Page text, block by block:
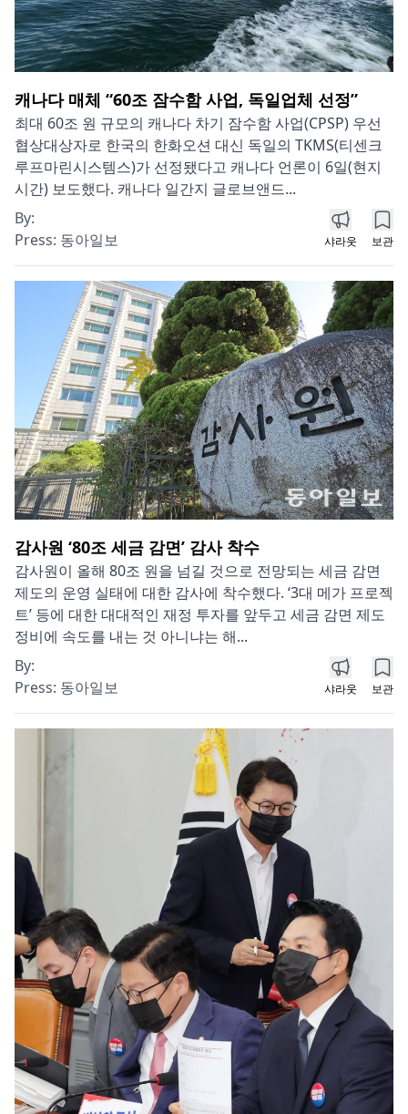
캐나다 매체 “60조 잠수함 사업, 독일업체 선정”
최대 60조 원 규모의 캐나다 차기 잠수함 사업(CPSP) 우선
협상대상자로 한국의 한화오션 대신 독일의 TKMS(티센크
루프마린시스템스)가 선정됐다고 캐나다 언론이 6일(현지
시간) 보도했다. 캐나다 일간지 글로브앤드...
By:
Press: 동아일보 샤라웃 보관
감사원 ‘80조 세금 감면’ 감사 착수
감사원이 올해 80조 원을 넘길 것으로 전망되는 세금 감면
제도의 운영 실태에 대한 감사에 착수했다. ‘3대 메가 프로젝
트’ 등에 대한 대대적인 재정 투자를 앞두고 세금 감면 제도
정비에 속도를 내는 것 아니냐는 해...
By:
Press: 동아일보 샤라웃 보관